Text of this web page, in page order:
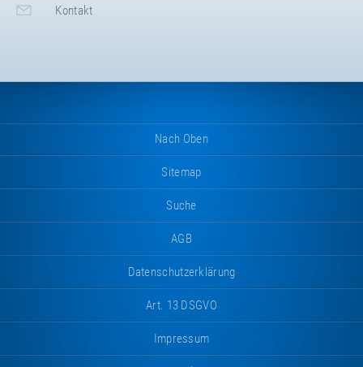
Kontakt
Nach Oben
Sitemap
Suche
AGB
Datenschutzerklärung
Art. 13 DSGVO
Impressum